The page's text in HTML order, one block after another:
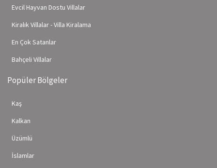
Evcil Hayvan Dostu Villalar
Kiralık Villalar - Villa Kiralama
En Çok Satanlar
Bahçeli Villalar
Popüler Bölgeler
Kaş
Kalkan
Üzümlü
İslamlar